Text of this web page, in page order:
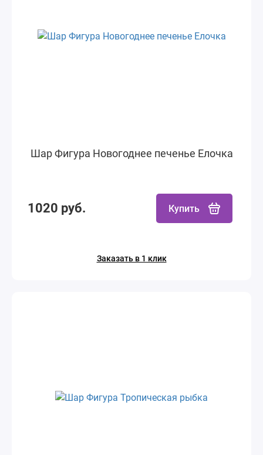
Шар Фигура Новогоднее печенье Елочка
1020 руб. Купить
Заказать в 1 клик